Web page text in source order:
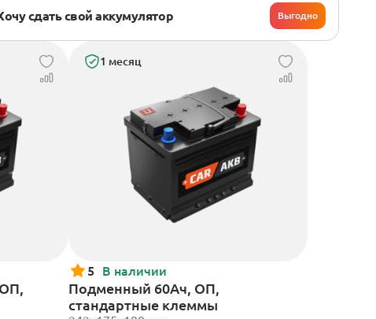
сдать свой аккумулятор Выгодно
1 месяц
5 В наличии
Подменный 60Ач, ОП,
стандартные клеммы